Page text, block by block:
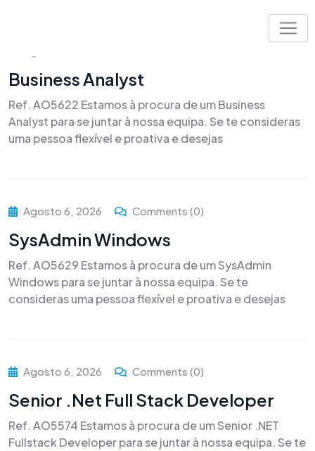
Business Analyst
Ref. AO5622 Estamos à procura de um Business
Analyst para se juntar à nossa equipa. Se te consideras
uma pessoa flexível e proativa e desejas
Agosto 6, 2026 Comments (0)
SysAdmin Windows
Ref. AO5629 Estamos à procura de um SysAdmin
Windows para se juntar à nossa equipa. Se te
consideras uma pessoa flexível e proativa e desejas
Agosto 6, 2026 Comments (0)
Senior .Net Full Stack Developer
Ref. AO5574 Estamos à procura de um Senior .NET
Fullstack Developer para se juntar à nossa equipa. Se te